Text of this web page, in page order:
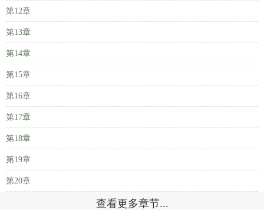
第12章
第13章
第14章
第15章
第16章
第17章
第18章
第19章
第20章
查看更多章节...